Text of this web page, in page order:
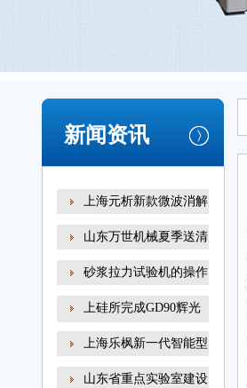
新闻资讯
上海元析新款微波消解
山东万世机械夏季送清
砂浆拉力试验机的操作
上硅所完成GD90辉光
上海乐枫新一代智能型
山东省重点实验室建设